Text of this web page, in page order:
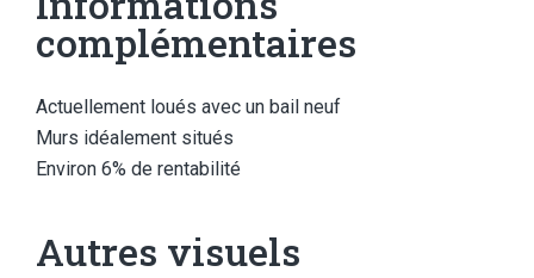
complémentaires
Actuellement loués avec un bail neuf
Murs idéalement situés
Environ 6% de rentabilité
Autres visuels